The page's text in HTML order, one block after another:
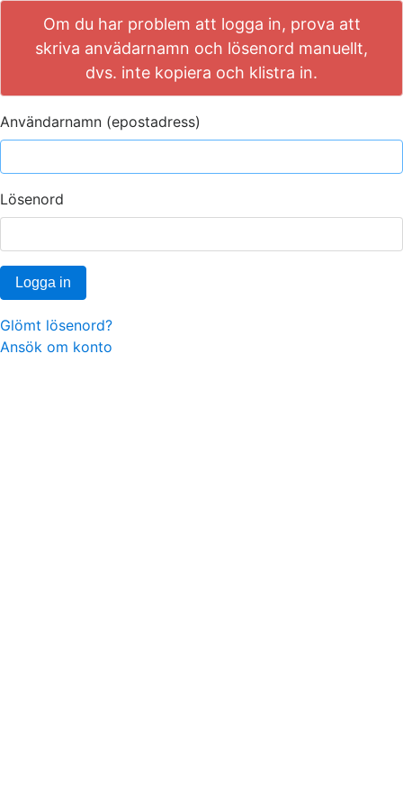
Om du har problem att logga in, prova att
skriva anvädarnamn och lösenord manuellt,
dvs. inte kopiera och klistra in.
Användarnamn (epostadress)
Lösenord
Logga in
Glömt lösenord?
Ansök om konto